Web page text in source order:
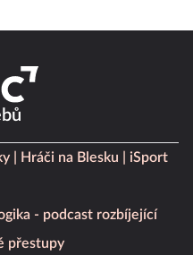
Hráči na Blesku
iSport
- podcast rozbíjející
přestupy